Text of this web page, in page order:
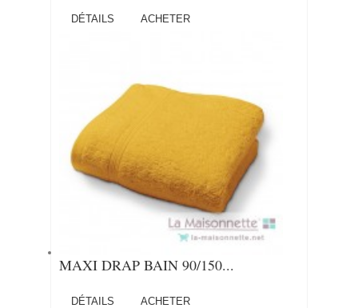
DÉTAILS ACHETER
MAXI DRAP BAIN 90/150...
DÉTAILS ACHETER